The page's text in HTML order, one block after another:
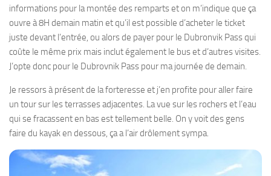
informations pour la montée des remparts et on m’indique que ça
ouvre à 8H demain matin et qu’il est possible d’acheter le ticket
juste devant l’entrée, ou alors de payer pour le Dubronvik Pass qui
coûte le même prix mais inclut également le bus et d’autres visites.
J’opte donc pour le Dubrovnik Pass pour ma journée de demain.
Je ressors à présent de la forteresse et j’en profite pour aller faire
un tour sur les terrasses adjacentes. La vue sur les rochers et l’eau
qui se fracassent en bas est tellement belle. On y voit des gens
faire du kayak en dessous, ça a l’air drôlement sympa.